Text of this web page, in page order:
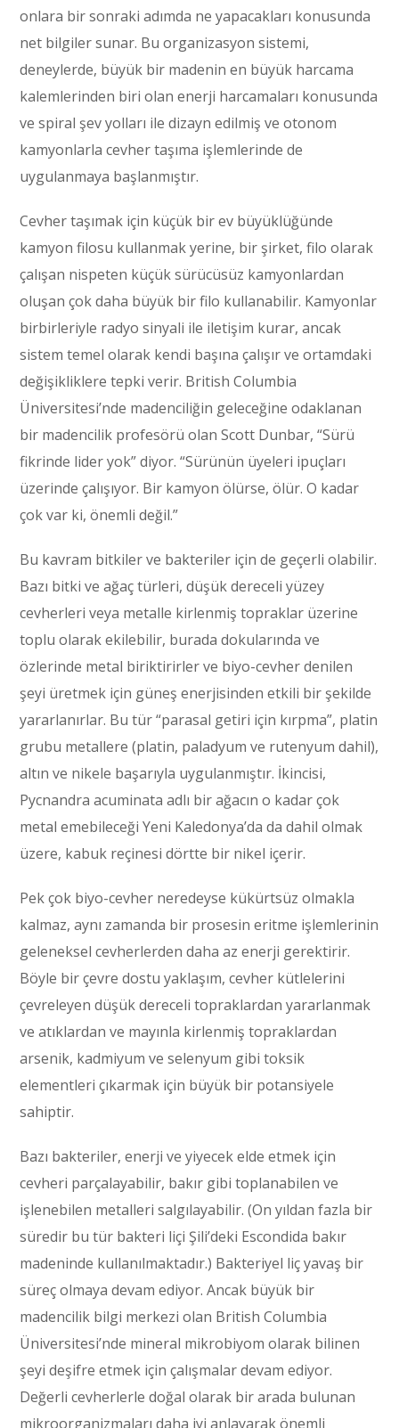
onlara bir sonraki adımda ne yapacakları konusunda
net bilgiler sunar. Bu organizasyon sistemi,
deneylerde, büyük bir madenin en büyük harcama
kalemlerinden biri olan enerji harcamaları konusunda
ve spiral şev yolları ile dizayn edilmiş ve otonom
kamyonlarla cevher taşıma işlemlerinde de
uygulanmaya başlanmıştır.
Cevher taşımak için küçük bir ev büyüklüğünde
kamyon filosu kullanmak yerine, bir şirket, filo olarak
çalışan nispeten küçük sürücüsüz kamyonlardan
oluşan çok daha büyük bir filo kullanabilir. Kamyonlar
birbirleriyle radyo sinyali ile iletişim kurar, ancak
sistem temel olarak kendi başına çalışır ve ortamdaki
değişikliklere tepki verir. British Columbia
Üniversitesi’nde madenciliğin geleceğine odaklanan
bir madencilik profesörü olan Scott Dunbar, “Sürü
fikrinde lider yok” diyor. “Sürünün üyeleri ipuçları
üzerinde çalışıyor. Bir kamyon ölürse, ölür. O kadar
çok var ki, önemli değil.”
Bu kavram bitkiler ve bakteriler için de geçerli olabilir.
Bazı bitki ve ağaç türleri, düşük dereceli yüzey
cevherleri veya metalle kirlenmiş topraklar üzerine
toplu olarak ekilebilir, burada dokularında ve
özlerinde metal biriktirirler ve biyo-cevher denilen
şeyi üretmek için güneş enerjisinden etkili bir şekilde
yararlanırlar. Bu tür “parasal getiri için kırpma”, platin
grubu metallere (platin, paladyum ve rutenyum dahil),
altın ve nikele başarıyla uygulanmıştır. İkincisi,
Pycnandra acuminata adlı bir ağacın o kadar çok
metal emebileceği Yeni Kaledonya’da da dahil olmak
üzere, kabuk reçinesi dörtte bir nikel içerir.
Pek çok biyo-cevher neredeyse kükürtsüz olmakla
kalmaz, aynı zamanda bir prosesin eritme işlemlerinin
geleneksel cevherlerden daha az enerji gerektirir.
Böyle bir çevre dostu yaklaşım, cevher kütlelerini
çevreleyen düşük dereceli topraklardan yararlanmak
ve atıklardan ve mayınla kirlenmiş topraklardan
arsenik, kadmiyum ve selenyum gibi toksik
elementleri çıkarmak için büyük bir potansiyele
sahiptir.
Bazı bakteriler, enerji ve yiyecek elde etmek için
cevheri parçalayabilir, bakır gibi toplanabilen ve
işlenebilen metalleri salgılayabilir. (On yıldan fazla bir
süredir bu tür bakteri liçi Şili’deki Escondida bakır
madeninde kullanılmaktadır.) Bakteriyel liç yavaş bir
süreç olmaya devam ediyor. Ancak büyük bir
madencilik bilgi merkezi olan British Columbia
Üniversitesi’nde mineral mikrobiyom olarak bilinen
şeyi deşifre etmek için çalışmalar devam ediyor.
Değerli cevherlerle doğal olarak bir arada bulunan
mikroorganizmaları daha iyi anlayarak önemli